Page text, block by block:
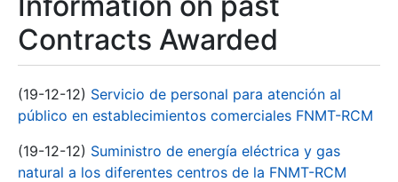
Contracts Awarded
(19-12-12) Servicio de personal para atención al
público en establecimientos comerciales FNMT-RCM
(19-12-12) Suministro de energía eléctrica y gas
natural a los diferentes centros de la FNMT-RCM